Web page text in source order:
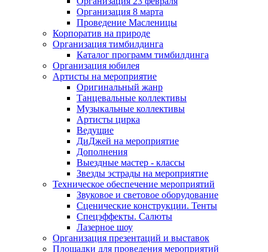
Организация 8 марта
Проведение Масленицы
Корпоратив на природе
Организация тимбилдинга
Каталог программ тимбилдинга
Организация юбилея
Артисты на мероприятие
Оригинальный жанр
Танцевальные коллективы
Музыкальные коллективы
Артисты цирка
Ведущие
ДиДжей на мероприятие
Дополнения
Выездные мастер - классы
Звезды эстрады на мероприятие
Техническое обеспечение мероприятий
Звуковое и световое оборудование
Сценические конструкции. Тенты
Спецэффекты. Салюты
Лазерное шоу
Организация презентаций и выставок
Площадки для проведения мероприятий